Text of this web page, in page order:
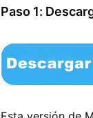
Paso 1: